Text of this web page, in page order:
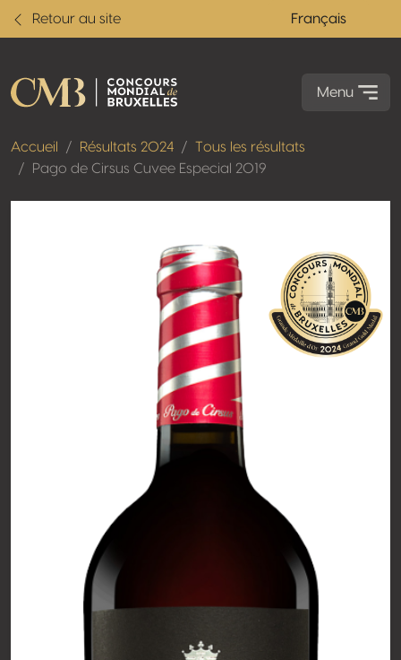
Retour au site Français
Menu
Accueil Résultats 2024
Tous les résultats
Pago de Cirsus Cuvee Especial 2019